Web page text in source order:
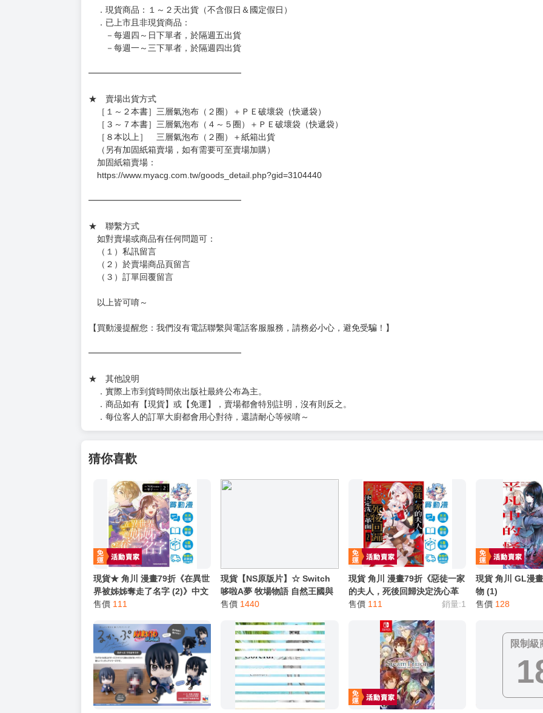
約發售後1個月-2個月抵台。
◆如遇缺貨或砍單，將另行通知並取消訂單，敬請諒解。
週一～週五 １０：００～１９：００
（假日＆國定假日休息，客服會不定時回覆）
．現貨商品：１～２天出貨（不含假日＆國定假日）
．已上市且非現貨商品：
－每週四～日下單者，於隔週五出貨
－每週一～三下單者，於隔週四出貨
★ 賣場出貨方式
［１～２本書］三層氣泡布（２圈）＋ＰＥ破壞袋（快遞袋）
［３～７本書］三層氣泡布（４～５圈）＋ＰＥ破壞袋（快遞袋）
［８本以上］ 三層氣泡布（２圈）＋紙箱出貨
（另有加固紙箱賣場，如有需要可至賣場加購）
https://www.myacg.com.tw/goods_detail.php?gid=3104440
━━━━━━━━━━━━━━━━━━
（１）私訊留言
（２）於賣場商品頁留言
（３）訂單回覆留言
【買動漫提醒您：我們沒有電話聯繫與電話客服服務，請務必小心，避免受騙！】
★ 其他說明
．實際上市到貨時間依出版社最終公布為主。
．商品如有【現貨】或【免運】，賣場都會特別註明，沒有則反之。
．每位客人的訂單大廚都會用心對待，還請耐心等候唷～
猜你喜歡
現貨★ 角川 漫畫79折《在異世
現貨【NS原版片】☆ Switch
現貨 角川 漫畫79折《惡徒一家